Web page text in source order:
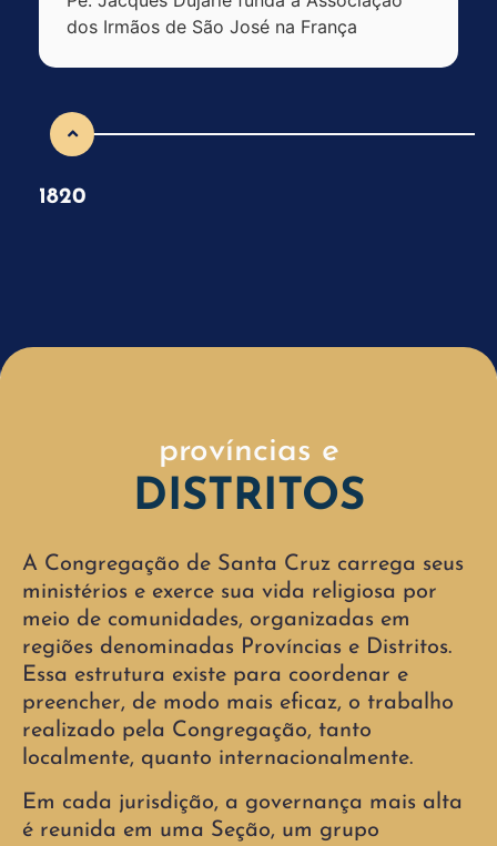
dos Irmãos de São José na França
1820
províncias e
DISTRITOS
A Congregação de Santa Cruz carrega seus
ministérios e exerce sua vida religiosa por
meio de comunidades, organizadas em
regiões denominadas Províncias e Distritos.
Essa estrutura existe para coordenar e
preencher, de modo mais eficaz, o trabalho
realizado pela Congregação, tanto
localmente, quanto internacionalmente.
Em cada jurisdição, a governança mais alta
é reunida em uma Seção, um grupo